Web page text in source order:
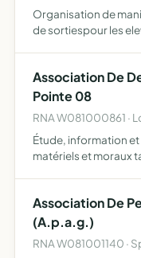
Organisation de
de sortiespour les
Association De
Pointe 08
RNA W081000861 ·
Étude, information
matériels et moraux
Association De
(A.p.a.g.)
RNA W081001140 ·